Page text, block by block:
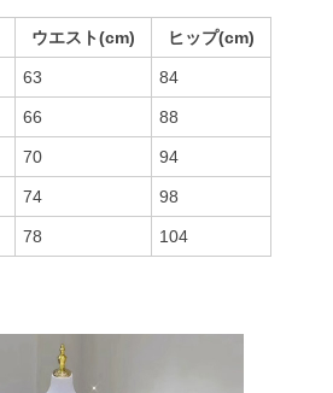
ウエスト(cm) ヒップ(cm)
63 84
66 88
70 94
74 98
78 104